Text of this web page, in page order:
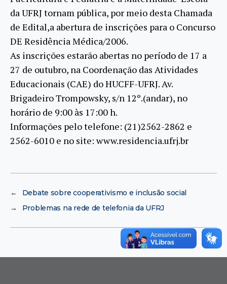
da UFRJ tornam pública, por meio desta Chamada
de Edital,a abertura de inscrições para o Concurso
DE Residência Médica/2006.
As inscrições estarão abertas no período de 17 a
27 de outubro, na Coordenação das Atividades
Educacionais (CAE) do HUCFF-UFRJ. Av.
Brigadeiro Trompowsky, s/n 12º.(andar), no
horário de 9:00 às 17:00 h.
Informações pelo telefone: (21)2562-2862 e
2562-6010 e no site: www.residencia.ufrj.br
←
Debate sobre cooperativismo e inclusão social
→
Problemas na rede de telefonia da UFRJ